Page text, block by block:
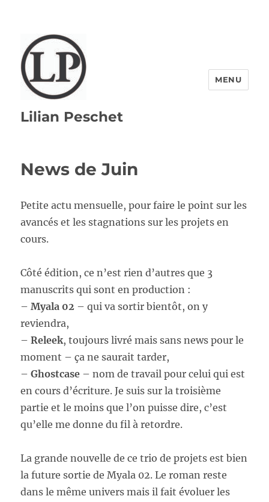
Lilian Peschet
MENU
News de Juin
Petite actu mensuelle, pour faire le point sur les
avancés et les stagnations sur les projets en
cours.
Côté édition, ce n’est rien d’autres que 3
manuscrits qui sont en production :
–Myala 02 – qui va sortir bientôt, on y
reviendra,
–Releek, toujours livré mais sans news pour le
moment – ça ne saurait tarder,
–Ghostcase – nom de travail pour celui qui est
en cours d’écriture. Je suis sur la troisième
partie et le moins que l’on puisse dire, c’est
qu’elle me donne du fil à retordre.
La grande nouvelle de ce trio de projets est bien
la future sortie de Myala 02. Le roman reste
dans le même univers mais il fait évoluer les